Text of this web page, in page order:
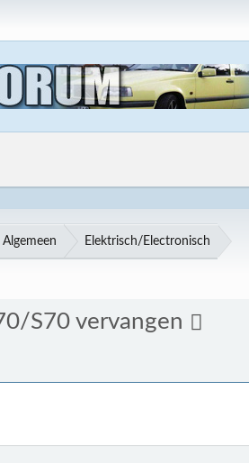
Algemeen Elektrisch/Electronisch
S70 vervangen